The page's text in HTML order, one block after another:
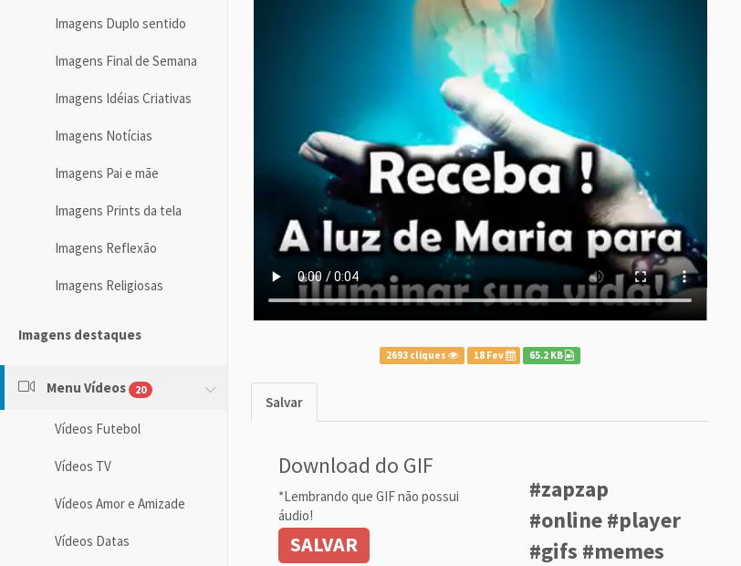
Imagens Duplo sentido
Imagens Final de Semana
Imagens Idéias Criativas
Imagens Notícias
Imagens Pai e mãe
Imagens Prints da tela
Imagens Reflexão
Imagens Religiosas
Imagens destaques
Menu Vídeos 20
Vídeos Futebol
Vídeos TV
Vídeos Amor e Amizade
Vídeos Datas
2693 cliques 18 Fev 65.2 KB
Salvar
Download do GIF
*Lembrando que GIF não possui
áudio!
SALVAR
#zapzap
#online #player
#gifs #memes